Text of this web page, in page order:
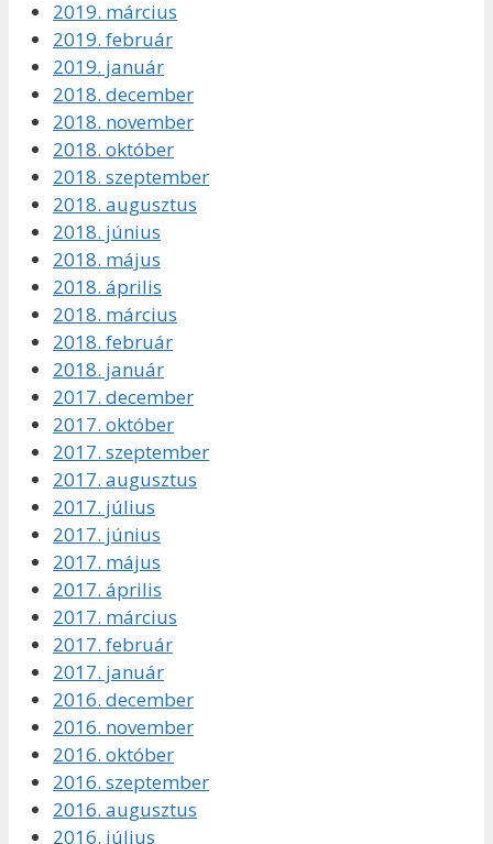
2019. március
2019. február
2019. január
2018. december
2018. november
2018. október
2018. szeptember
2018. augusztus
2018. június
2018. május
2018. április
2018. március
2018. február
2018. január
2017. december
2017. október
2017. szeptember
2017. augusztus
2017. július
2017. június
2017. május
2017. április
2017. március
2017. február
2017. január
2016. december
2016. november
2016. október
2016. szeptember
2016. augusztus
2016. július